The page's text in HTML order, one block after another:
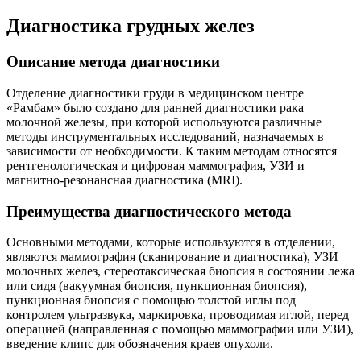
Диагностика грудных желез
Описание метода диагностики
Отделение диагностики груди в медицинском центре
«Рамбам» было создано для ранней диагностики рака
молочной железы, при которой используются различные
методы инструментальных исследований, назначаемых в
зависимости от необходимости. К таким методам относятся
рентгенологическая и цифровая маммография, УЗИ и
магнитно­-резонансная диагностика (MRI).
Преимущества диагностического метода
Основными методами, которые используются в отделении,
являются маммография (сканирование и диагностика), УЗИ
молочных желез, стереотаксическая биопсия в состоянии лежа
или сидя (вакуумная биопсия, пункционная биопсия),
пункционная биопсия с помощью толстой иглы под
контролем ультразвука, маркировка, проводимая иглой, перед
операцией (направленная с помощью маммографии или УЗИ),
введение клипс для обозначения краев опухоли.